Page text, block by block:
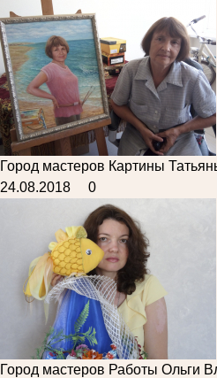
Город мастеров Картины
24.08.2018
0
Город мастеров Работы Ольги